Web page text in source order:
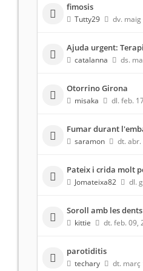
fimosis
Tutty29 dv.
Ajuda urgent:
catalanna ds.
Otorrino Girona
misaka dl. feb.
Fumar durant
saramon dt. abr.
Pateix i crida molt
Jomateixa82 dl.
Soroll amb les dents
kittie dt. feb. 09,
parotiditis
techary dt. març